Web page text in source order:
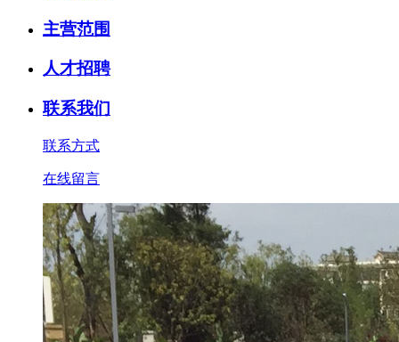
主营范围
人才招聘
联系我们
联系方式
在线留言